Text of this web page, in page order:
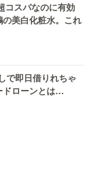
コスパなのに有効
美白化粧水。これ
で即日借りれちゃ
ドローンとは…